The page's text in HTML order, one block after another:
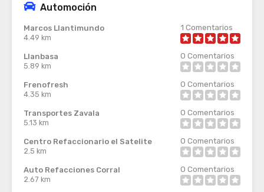
Automoción
Marcos Llantimundo
4.49 km
1 Comentarios
Llanbasa
5.89 km
0 Comentarios
Frenofresh
4.35 km
0 Comentarios
Transportes Zavala
5.13 km
0 Comentarios
Centro Refaccionario el Satelite
2.5 km
0 Comentarios
Auto Refacciones Corral
2.67 km
0 Comentarios